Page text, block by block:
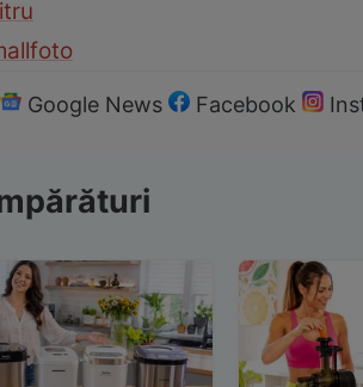
foto
Google News Facebook